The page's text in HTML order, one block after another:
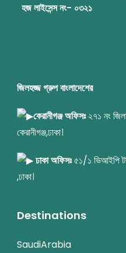
হজ লাইসেন্স নং- ০৩২১
জিলহজ্জ গ্রুপ বাংলাদেশের
কেরানীগঞ্জ অফিসঃ২৭১ নং জিলা
কেরানীগঞ্জ,ঢাকা।
ঢাকা অফিসঃ৫১/১ ভিআইপি
,ঢাকা।
Destinations
SaudiArabia